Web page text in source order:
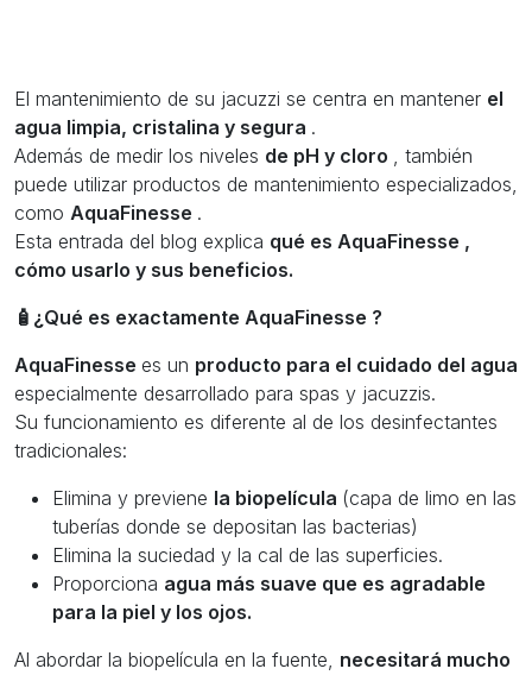
El mantenimiento de su jacuzzi se centra en mantener el
agua limpia, cristalina y segura .
Además de medir los niveles de pH y cloro , también
puede utilizar productos de mantenimiento especializados,
como AquaFinesse .
Esta entrada del blog explica qué es AquaFinesse ,
cómo usarlo y sus beneficios.
🧴¿Qué es exactamente AquaFinesse ?
AquaFinesse es un producto para el cuidado del agua
especialmente desarrollado para spas y jacuzzis.
Su funcionamiento es diferente al de los desinfectantes
tradicionales:
Elimina y previene la biopelícula (capa de limo en las
tuberías donde se depositan las bacterias)
Elimina la suciedad y la cal de las superficies.
Proporciona agua más suave que es agradable
para la piel y los ojos.
Al abordar la biopelícula en la fuente, necesitará mucho